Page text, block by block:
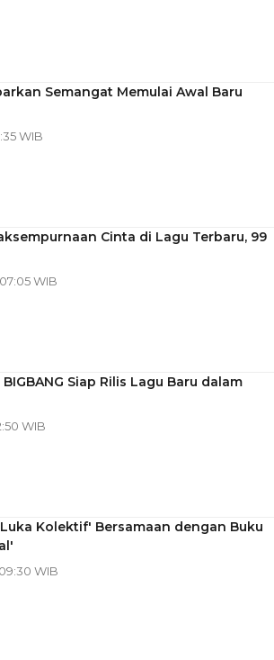
Semangat Memulai Awal Baru
WIB
Cinta di Lagu Terbaru, 99
WIB
Siap Rilis Lagu Baru dalam
WIB
Kolektif' Bersamaan dengan Buku
WIB